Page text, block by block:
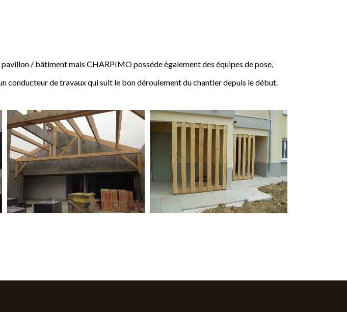
/ bâtiment mais CHARPIMO posséde également des équipes de pose,
conducteur de travaux qui suit le bon déroulement du chantier depuis le début.